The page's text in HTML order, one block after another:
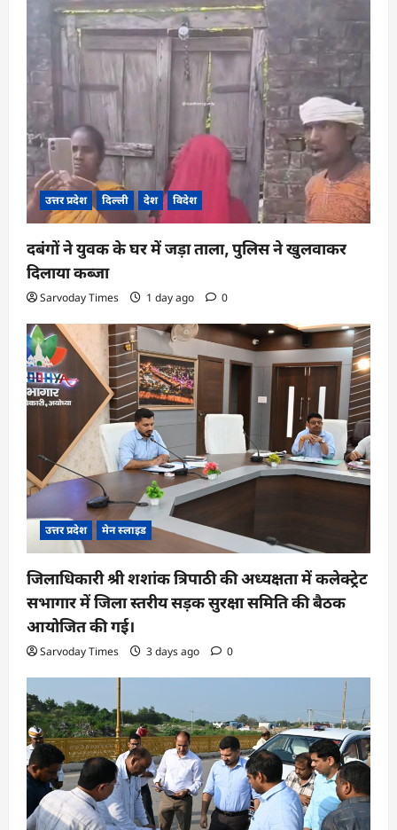
उत्तर प्रदेश दिल्ली देश विदेश
दबंगों ने युवक के घर में जड़ा ताला, पुलिस ने खुलवाकर
दिलाया कब्जा
Sarvoday Times 1 day ago 0
उत्तर प्रदेश मेन स्लाइड
जिलाधिकारी श्री शशांक त्रिपाठी की अध्यक्षता में कलेक्ट्रेट
सभागार में जिला स्तरीय सड़क सुरक्षा समिति की बैठक
आयोजित की गई।
Sarvoday Times 3 days ago 0